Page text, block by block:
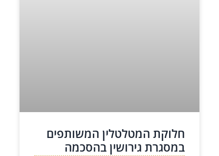
חלוקת המטלטלין המשותפים
במסגרת גירושין בהסכמה